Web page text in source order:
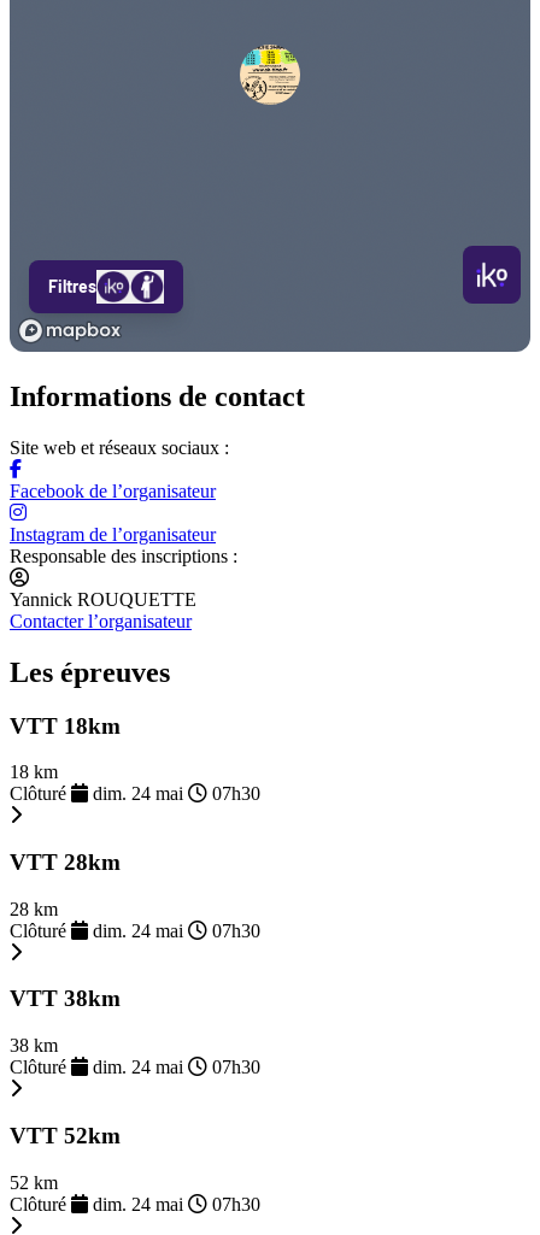
Informations de contact
Site web et réseaux sociaux :
Facebook de l’organisateur
Instagram de l’organisateur
Responsable des inscriptions :
Yannick ROUQUETTE
Contacter l’organisateur
Les épreuves
VTT 18km
18 km
Clôturé
dim. 24 mai 07h30
VTT 28km
28 km
Clôturé
dim. 24 mai 07h30
VTT 38km
38 km
Clôturé
dim. 24 mai 07h30
VTT 52km
52 km
Clôturé
dim. 24 mai 07h30